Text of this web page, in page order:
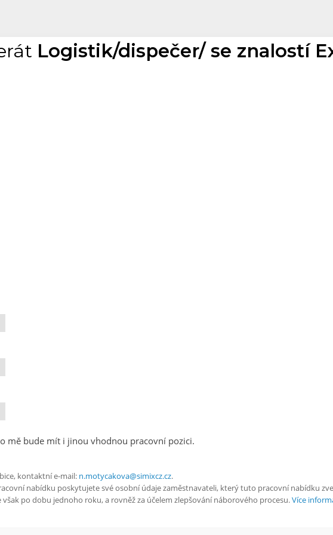
Logistik/dispečer/ se znalostí
mě bude mít i jinou vhodnou pracovní pozici.
kontaktní e-mail: n.motycakova@simixcz.cz.
nabídku poskytujete své osobní údaje zaměstnavateli, který tuto pracovní nabídku
po dobu jednoho roku, a rovněž za účelem zlepšování náborového procesu.Více